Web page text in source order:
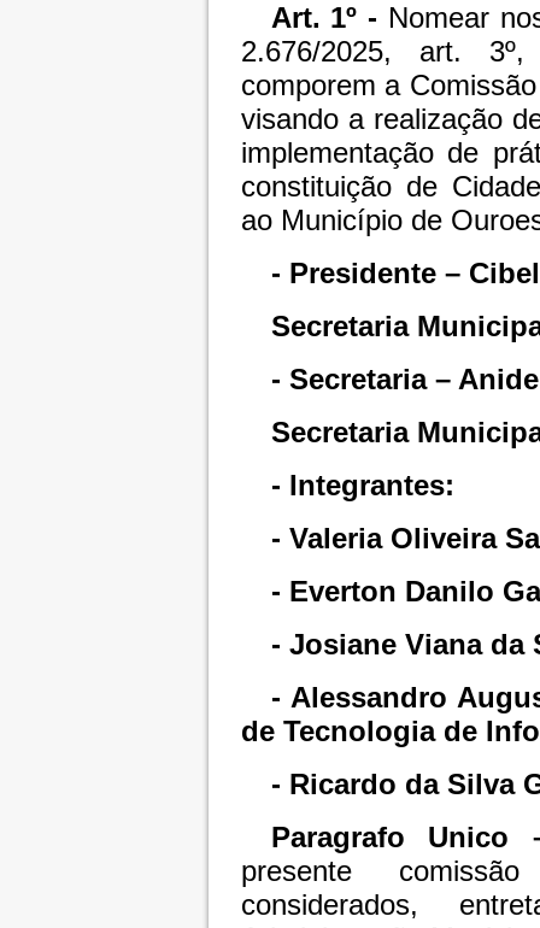
Art. 1º - Nomear
2.676/2025, art.
comporem a
visando a realização
implementação de
constituição de
ao Município de
- Presidente –
Secretaria
- Secretaria –
Secretaria
- Integrantes:
- Valeria Oliveira
- Everton Danilo
- Josiane Viana da
- Alessandro
de Tecnologia de
- Ricardo da Silva
Paragrafo
presente
considerados,